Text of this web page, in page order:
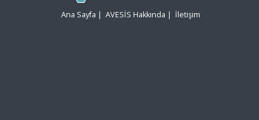
Ana Sayfa | AVESİS Hakkında | İletişim